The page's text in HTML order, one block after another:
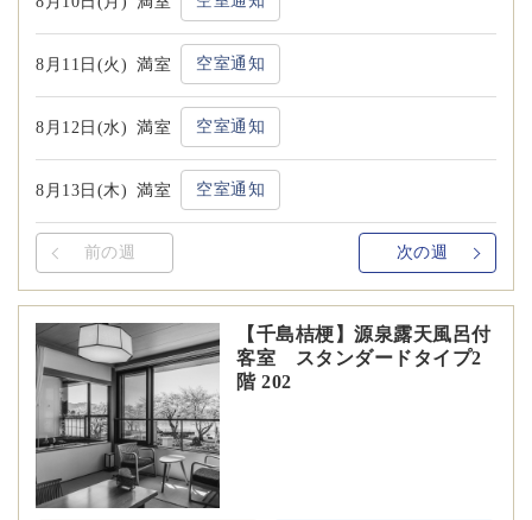
8月11日(火) 満室 空室通知
8月12日(水) 満室 空室通知
8月13日(木) 満室 空室通知
前の週 次の週
【千島桔梗】源泉露天風呂付
客室 スタンダードタイプ2
階 202